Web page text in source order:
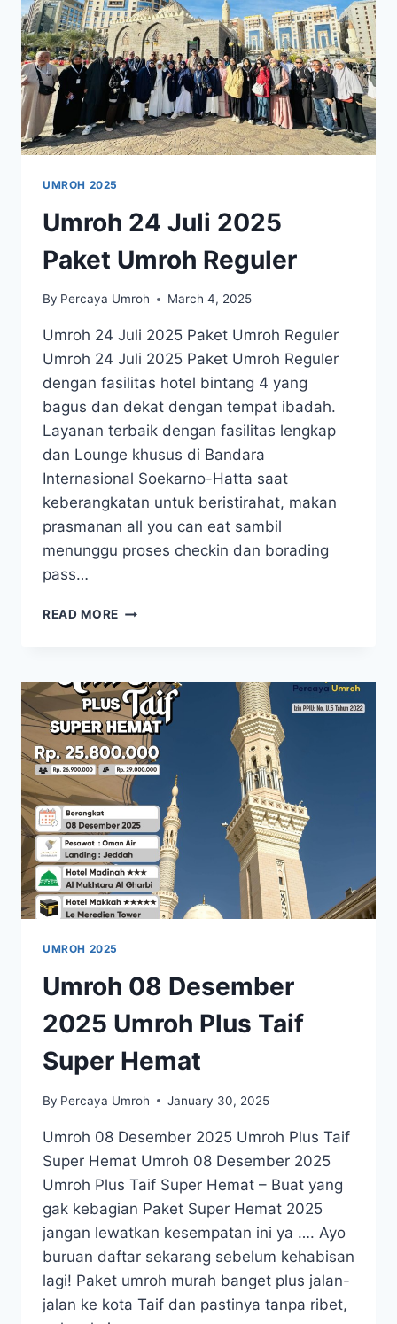
UMROH 2025
Umroh 24 Juli 2025
Paket Umroh Reguler
By Percaya Umroh March 4, 2025
Umroh 24 Juli 2025 Paket Umroh Reguler
Umroh 24 Juli 2025 Paket Umroh Reguler
dengan fasilitas hotel bintang 4 yang
bagus dan dekat dengan tempat ibadah.
Layanan terbaik dengan fasilitas lengkap
dan Lounge khusus di Bandara
Internasional Soekarno-Hatta saat
keberangkatan untuk beristirahat, makan
prasmanan all you can eat sambil
menunggu proses checkin dan borading
pass…
READ MORE UMROH
PAKET
UMROH
REGULER
UMROH 2025
Umroh 08 Desember
2025 Umroh Plus Taif
Super Hemat
By Percaya Umroh January 30, 2025
Umroh 08 Desember 2025 Umroh Plus Taif
Super Hemat Umroh 08 Desember 2025
Umroh Plus Taif Super Hemat – Buat yang
gak kebagian Paket Super Hemat 2025
jangan lewatkan kesempatan ini ya …. Ayo
buruan daftar sekarang sebelum kehabisan
lagi! Paket umroh murah banget plus jalan-
jalan ke kota Taif dan pastinya tanpa ribet,